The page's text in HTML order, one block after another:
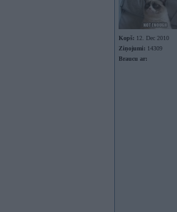
Kopš: 12. Dec 2010
Ziņojumi: 14309
Braucu ar: